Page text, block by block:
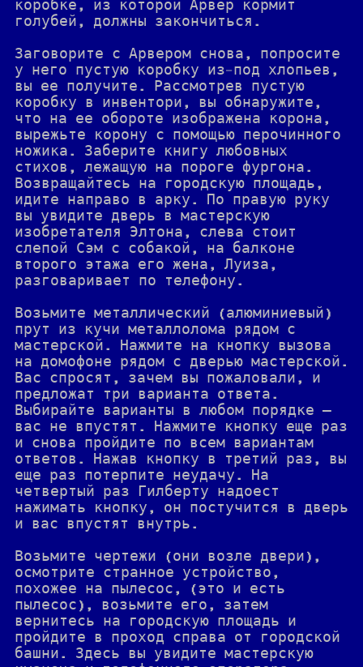
коробке, из которой Арвер кормит
голубей, должны закончиться.
Заговорите с Арвером снова, попросите
у него пустую коробку из-под хлопьев,
вы ее получите. Рассмотрев пустую
коробку в инвентори, вы обнаружите,
что на ее обороте изображена корона,
вырежьте корону с помощью перочинного
ножика. Заберите книгу любовных
стихов, лежащую на пороге фургона.
Возвращайтесь на городскую площадь,
идите направо в арку. По правую руку
вы увидите дверь в мастерскую
изобретателя Элтона, слева стоит
слепой Сэм с собакой, на балконе
второго этажа его жена, Луиза,
разговаривает по телефону.
Возьмите металлический (алюминиевый)
прут из кучи металлолома рядом с
мастерской. Нажмите на кнопку вызова
на домофоне рядом с дверью мастерской.
Вас спросят, зачем вы пожаловали, и
предложат три варианта ответа.
Выбирайте варианты в любом порядке —
вас не впустят. Нажмите кнопку еще раз
и снова пройдите по всем вариантам
ответов. Нажав кнопку в третий раз, вы
еще раз потерпите неудачу. На
четвертый раз Гилберту надоест
нажимать кнопку, он постучится в дверь
и вас впустят внутрь.
Возьмите чертежи (они возле двери),
осмотрите странное устройство,
похожее на пылесос, (это и есть
пылесос), возьмите его, затем
вернитесь на городскую площадь и
пройдите в проход справа от городской
башни. Здесь вы увидите мастерскую